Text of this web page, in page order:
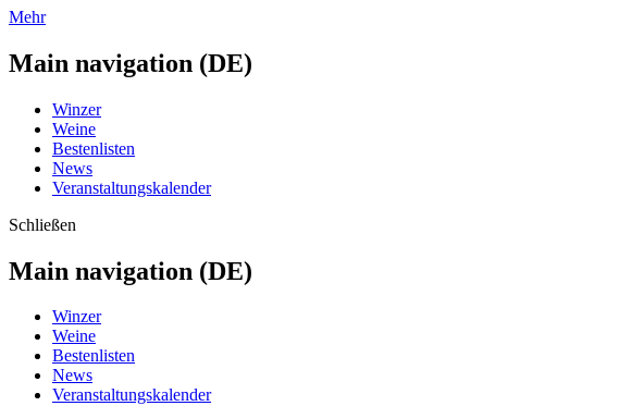
Mehr
Main navigation (DE)
Winzer
Weine
Bestenlisten
News
Veranstaltungskalender
Schließen
Main navigation (DE)
Winzer
Weine
Bestenlisten
News
Veranstaltungskalender